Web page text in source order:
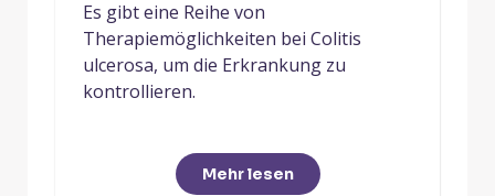
Es gibt eine Reihe von
Therapiemöglichkeiten bei Colitis
ulcerosa, um die Erkrankung zu
kontrollieren.
Mehr lesen